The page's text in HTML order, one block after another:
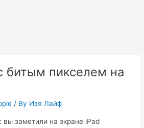
битым пикселем на
/ By Изя Лайф
заметили на экране iPad